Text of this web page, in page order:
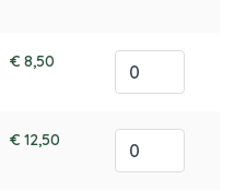
€ 8,50
€ 12,50